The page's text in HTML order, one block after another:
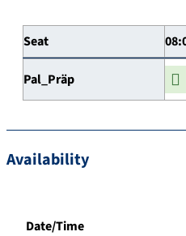
Seat
Pal_Präp
Availability
Date/Time